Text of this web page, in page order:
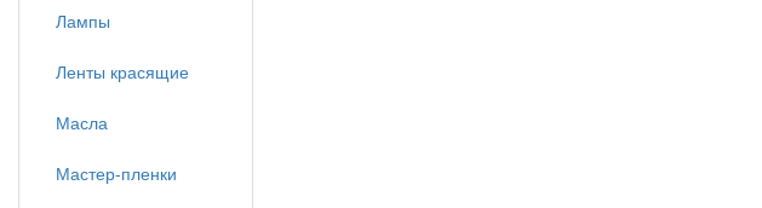
Лампы
Ленты красящие
Масла
Мастер-пленки